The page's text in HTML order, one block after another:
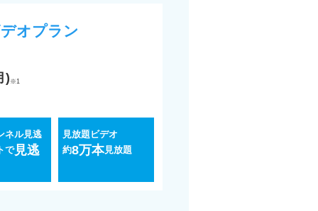
オプラン
) ※1
ネル見逃
で見逃
見放題ビデオ
約8万本見放題